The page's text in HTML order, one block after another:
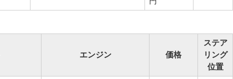
エンジン 価格
ステア
リング
位置